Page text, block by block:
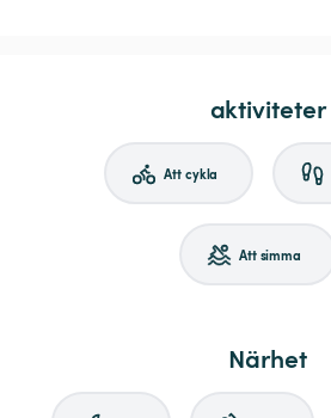
aktiviteter
Att cykla
Att simma
Närhet